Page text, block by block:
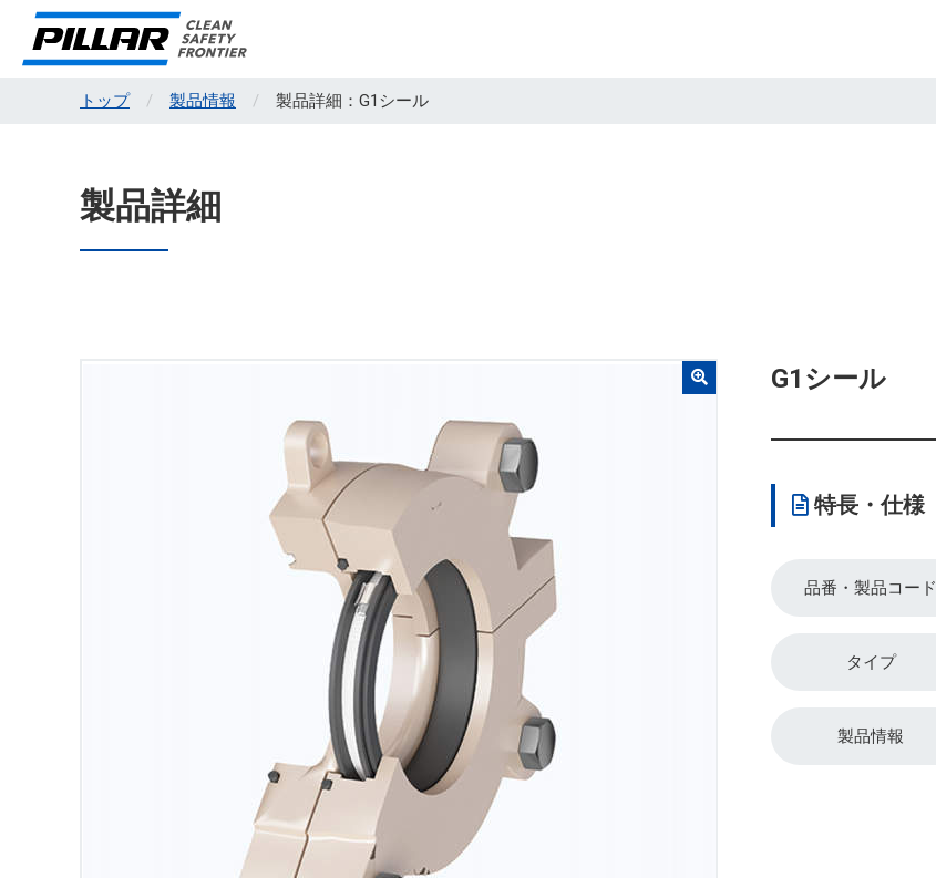
トップ 製品情報 製品詳細：G1シール
製品詳細
G1シール
特長・仕様
品番・製品コード
タイプ
製品情報